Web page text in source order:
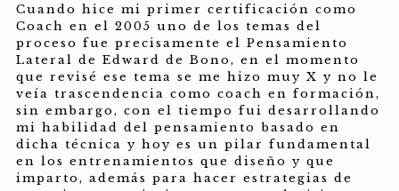
Cuando hice mi primer certificación como
Coach en el 2005 uno de los temas del
proceso fue precisamente el Pensamiento
Lateral de Edward de Bono, en el momento
que revisé ese tema se me hizo muy X y no le
veía trascendencia como coach en formación,
sin embargo, con el tiempo fui desarrollando
mi habilidad del pensamiento basado en
dicha técnica y hoy es un pilar fundamental
en los entrenamientos que diseño y que
imparto, además para hacer estrategias de